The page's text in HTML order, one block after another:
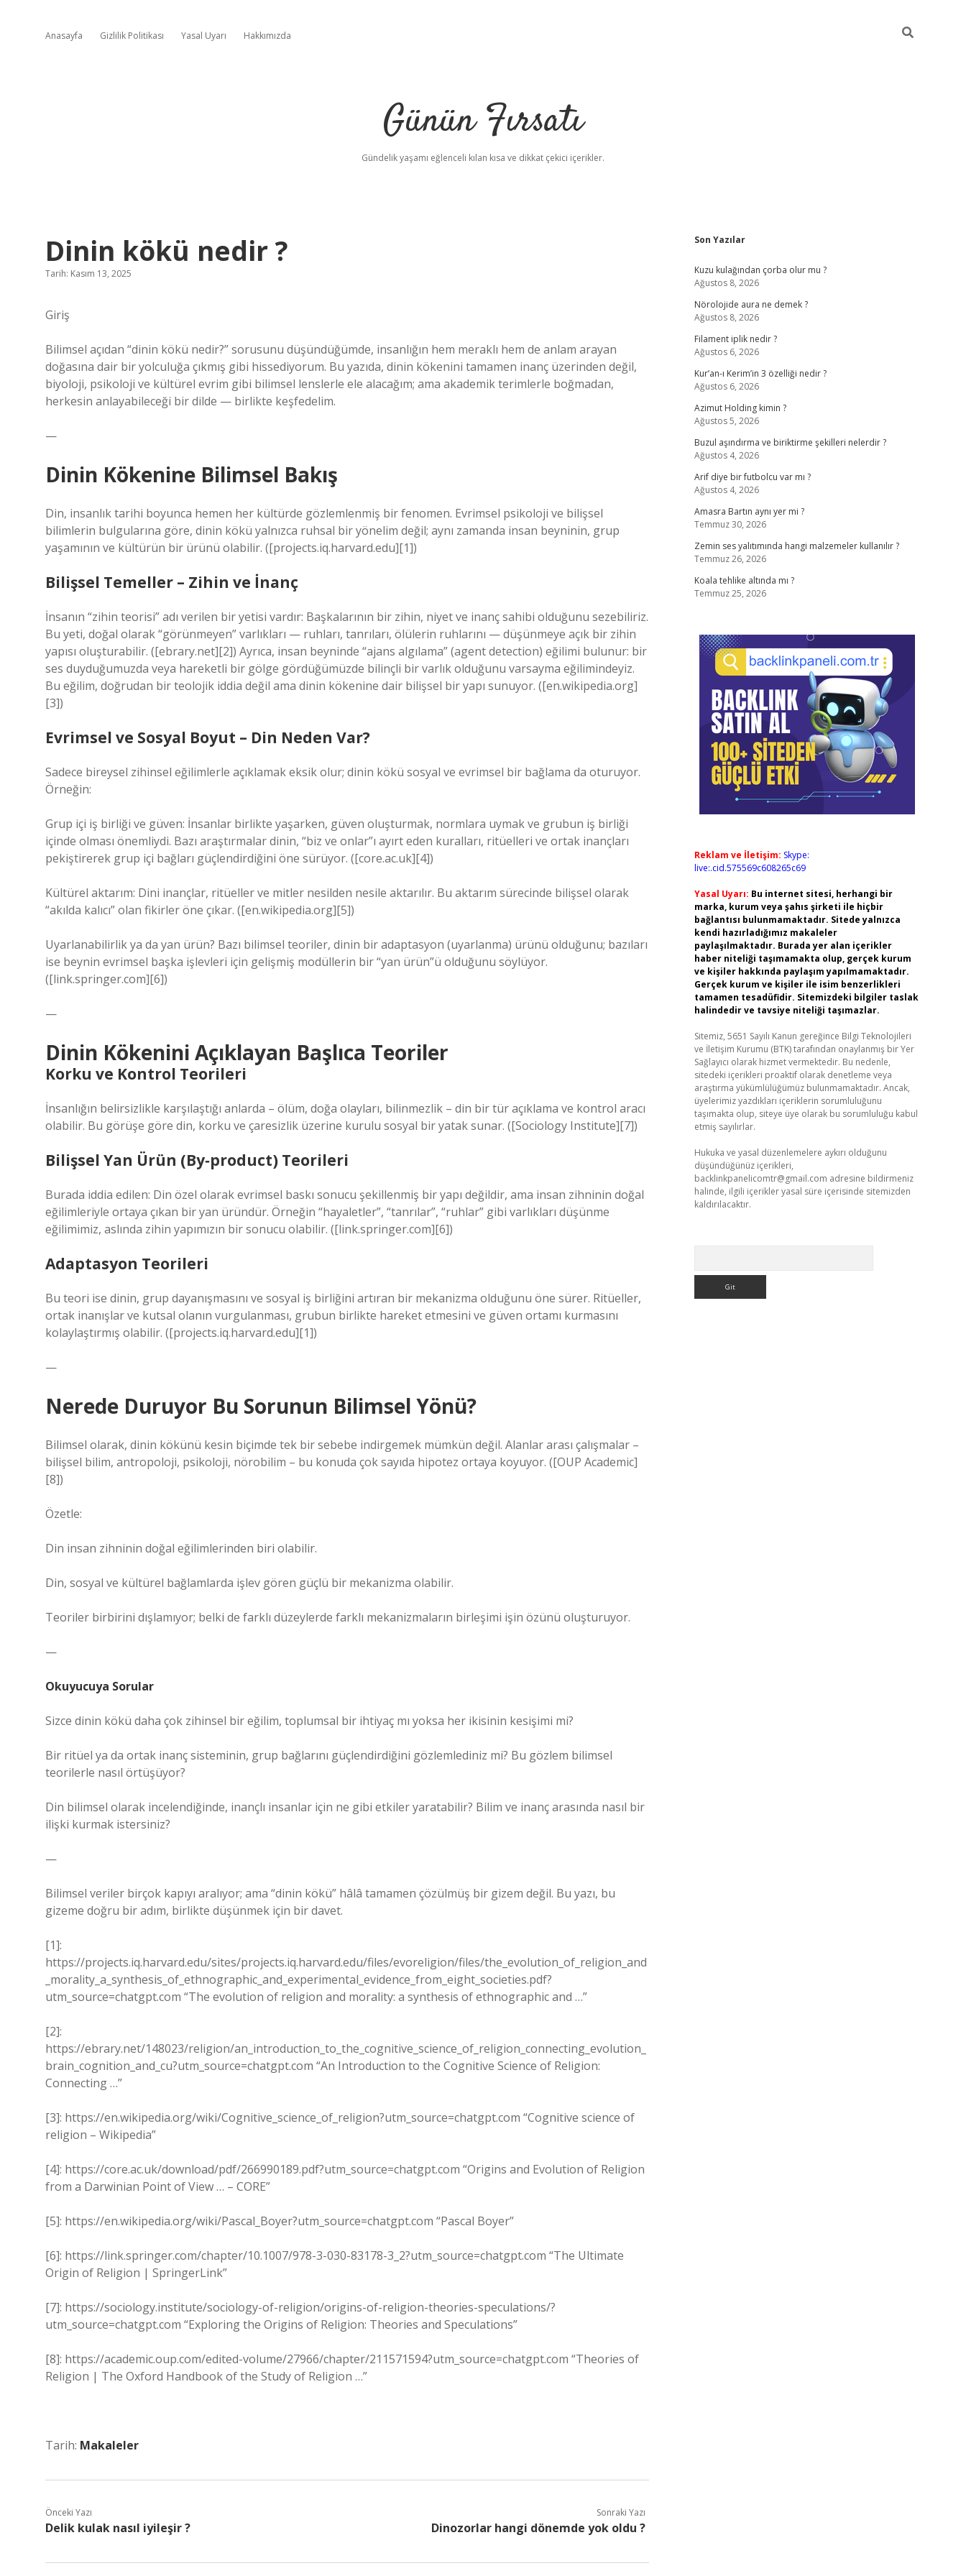
Anasayfa Gizlilik Politikası Yasal Uyarı Hakkımızda
Günün Fırsatı
Gündelik yaşamı eğlenceli kılan kısa ve dikkat çekici içerikler.
Dinin kökü nedir ?
Tarih: Kasım 13, 2025
Giriş
Bilimsel açıdan “dinin kökü nedir?” sorusunu düşündüğümde, insanlığın hem meraklı hem de anlam arayan
doğasına dair bir yolculuğa çıkmış gibi hissediyorum. Bu yazıda, dinin kökenini tamamen inanç üzerinden değil,
biyoloji, psikoloji ve kültürel evrim gibi bilimsel lenslerle ele alacağım; ama akademik terimlerle boğmadan,
herkesin anlayabileceği bir dilde — birlikte keşfedelim.
—
Dinin Kökenine Bilimsel Bakış
Din, insanlık tarihi boyunca hemen her kültürde gözlemlenmiş bir fenomen. Evrimsel psikoloji ve bilişsel
bilimlerin bulgularına göre, dinin kökü yalnızca ruhsal bir yönelim değil; aynı zamanda insan beyninin, grup
yaşamının ve kültürün bir ürünü olabilir. ([projects.iq.harvard.edu][1])
Bilişsel Temeller – Zihin ve İnanç
İnsanın “zihin teorisi” adı verilen bir yetisi vardır: Başkalarının bir zihin, niyet ve inanç sahibi olduğunu sezebiliriz.
Bu yeti, doğal olarak “görünmeyen” varlıkları — ruhları, tanrıları, ölülerin ruhlarını — düşünmeye açık bir zihin
yapısı oluşturabilir. ([ebrary.net][2]) Ayrıca, insan beyninde “ajans algılama” (agent detection) eğilimi bulunur: bir
ses duyduğumuzda veya hareketli bir gölge gördüğümüzde bilinçli bir varlık olduğunu varsayma eğilimindeyiz.
Bu eğilim, doğrudan bir teolojik iddia değil ama dinin kökenine dair bilişsel bir yapı sunuyor. ([en.wikipedia.org]
[3])
Evrimsel ve Sosyal Boyut – Din Neden Var?
Sadece bireysel zihinsel eğilimlerle açıklamak eksik olur; dinin kökü sosyal ve evrimsel bir bağlama da oturuyor.
Örneğin:
Grup içi iş birliği ve güven: İnsanlar birlikte yaşarken, güven oluşturmak, normlara uymak ve grubun iş birliği
içinde olması önemliydi. Bazı araştırmalar dinin, “biz ve onlar”ı ayırt eden kuralları, ritüelleri ve ortak inançları
pekiştirerek grup içi bağları güçlendirdiğini öne sürüyor. ([core.ac.uk][4])
Kültürel aktarım: Dini inançlar, ritüeller ve mitler nesilden nesile aktarılır. Bu aktarım sürecinde bilişsel olarak
“akılda kalıcı” olan fikirler öne çıkar. ([en.wikipedia.org][5])
Uyarlanabilirlik ya da yan ürün? Bazı bilimsel teoriler, dinin bir adaptasyon (uyarlanma) ürünü olduğunu; bazıları
ise beynin evrimsel başka işlevleri için gelişmiş modüllerin bir “yan ürün”ü olduğunu söylüyor.
([link.springer.com][6])
—
Dinin Kökenini Açıklayan Başlıca Teoriler
Korku ve Kontrol Teorileri
İnsanlığın belirsizlikle karşılaştığı anlarda – ölüm, doğa olayları, bilinmezlik – din bir tür açıklama ve kontrol aracı
olabilir. Bu görüşe göre din, korku ve çaresizlik üzerine kurulu sosyal bir yatak sunar. ([Sociology Institute][7])
Bilişsel Yan Ürün (By‑product) Teorileri
Burada iddia edilen: Din özel olarak evrimsel baskı sonucu şekillenmiş bir yapı değildir, ama insan zihninin doğal
eğilimleriyle ortaya çıkan bir yan üründür. Örneğin “hayaletler”, “tanrılar”, “ruhlar” gibi varlıkları düşünme
eğilimimiz, aslında zihin yapımızın bir sonucu olabilir. ([link.springer.com][6])
Adaptasyon Teorileri
Bu teori ise dinin, grup dayanışmasını ve sosyal iş birliğini artıran bir mekanizma olduğunu öne sürer. Ritüeller,
ortak inanışlar ve kutsal olanın vurgulanması, grubun birlikte hareket etmesini ve güven ortamı kurmasını
kolaylaştırmış olabilir. ([projects.iq.harvard.edu][1])
—
Nerede Duruyor Bu Sorunun Bilimsel Yönü?
Bilimsel olarak, dinin kökünü kesin biçimde tek bir sebebe indirgemek mümkün değil. Alanlar arası çalışmalar –
bilişsel bilim, antropoloji, psikoloji, nörobilim – bu konuda çok sayıda hipotez ortaya koyuyor. ([OUP Academic]
[8])
Özetle:
Din insan zihninin doğal eğilimlerinden biri olabilir.
Din, sosyal ve kültürel bağlamlarda işlev gören güçlü bir mekanizma olabilir.
Teoriler birbirini dışlamıyor; belki de farklı düzeylerde farklı mekanizmaların birleşimi işin özünü oluşturuyor.
—
Okuyucuya Sorular
Sizce dinin kökü daha çok zihinsel bir eğilim, toplumsal bir ihtiyaç mı yoksa her ikisinin kesişimi mi?
Bir ritüel ya da ortak inanç sisteminin, grup bağlarını güçlendirdiğini gözlemlediniz mi? Bu gözlem bilimsel
teorilerle nasıl örtüşüyor?
Din bilimsel olarak incelendiğinde, inançlı insanlar için ne gibi etkiler yaratabilir? Bilim ve inanç arasında nasıl bir
ilişki kurmak istersiniz?
—
Bilimsel veriler birçok kapıyı aralıyor; ama “dinin kökü” hâlâ tamamen çözülmüş bir gizem değil. Bu yazı, bu
gizeme doğru bir adım, birlikte düşünmek için bir davet.
[1]:
https://projects.iq.harvard.edu/sites/projects.iq.harvard.edu/files/evoreligion/files/the_evolution_of_religion_and
_morality_a_synthesis_of_ethnographic_and_experimental_evidence_from_eight_societies.pdf?
utm_source=chatgpt.com “The evolution of religion and morality: a synthesis of ethnographic and …”
[2]:
https://ebrary.net/148023/religion/an_introduction_to_the_cognitive_science_of_religion_connecting_evolution_
brain_cognition_and_cu?utm_source=chatgpt.com “An Introduction to the Cognitive Science of Religion:
Connecting …”
[3]: https://en.wikipedia.org/wiki/Cognitive_science_of_religion?utm_source=chatgpt.com “Cognitive science of
religion – Wikipedia”
[4]: https://core.ac.uk/download/pdf/266990189.pdf?utm_source=chatgpt.com “Origins and Evolution of Religion
from a Darwinian Point of View … – CORE”
[5]: https://en.wikipedia.org/wiki/Pascal_Boyer?utm_source=chatgpt.com “Pascal Boyer”
[6]: https://link.springer.com/chapter/10.1007/978-3-030-83178-3_2?utm_source=chatgpt.com “The Ultimate
Origin of Religion | SpringerLink”
[7]: https://sociology.institute/sociology-of-religion/origins-of-religion-theories-speculations/?
utm_source=chatgpt.com “Exploring the Origins of Religion: Theories and Speculations”
[8]: https://academic.oup.com/edited-volume/27966/chapter/211571594?utm_source=chatgpt.com “Theories of
Religion | The Oxford Handbook of the Study of Religion …”
Tarih: Makaleler
Önceki Yazı
Delik kulak nasıl iyileşir ?
Sonraki Yazı
Dinozorlar hangi dönemde yok oldu ?
Sidebar
Son Yazılar
Kuzu kulağından çorba olur mu ?
Ağustos 8, 2026
Nörolojide aura ne demek ?
Ağustos 8, 2026
Filament iplik nedir ?
Ağustos 6, 2026
Kur’an-ı Kerim’in 3 özelliği nedir ?
Ağustos 6, 2026
Azimut Holding kimin ?
Ağustos 5, 2026
Buzul aşındırma ve biriktirme şekilleri nelerdir ?
Ağustos 4, 2026
Arif diye bir futbolcu var mı ?
Ağustos 4, 2026
Amasra Bartın aynı yer mi ?
Temmuz 30, 2026
Zemin ses yalıtımında hangi malzemeler kullanılır ?
Temmuz 26, 2026
Koala tehlike altında mı ?
Temmuz 25, 2026
Reklam ve İletişim: Skype:
live:.cid.575569c608265c69
Yasal Uyarı: Bu internet sitesi, herhangi bir
marka, kurum veya şahıs şirketi ile hiçbir
bağlantısı bulunmamaktadır. Sitede yalnızca
kendi hazırladığımız makaleler
paylaşılmaktadır. Burada yer alan içerikler
haber niteliği taşımamakta olup, gerçek kurum
ve kişiler hakkında paylaşım yapılmamaktadır.
Gerçek kurum ve kişiler ile isim benzerlikleri
tamamen tesadüfidir. Sitemizdeki bilgiler taslak
halindedir ve tavsiye niteliği taşımazlar.
Sitemiz, 5651 Sayılı Kanun gereğince Bilgi Teknolojileri
ve İletişim Kurumu (BTK) tarafından onaylanmış bir Yer
Sağlayıcı olarak hizmet vermektedir. Bu nedenle,
sitedeki içerikleri proaktif olarak denetleme veya
araştırma yükümlülüğümüz bulunmamaktadır. Ancak,
üyelerimiz yazdıkları içeriklerin sorumluluğunu
taşımakta olup, siteye üye olarak bu sorumluluğu kabul
etmiş sayılırlar.
Hukuka ve yasal düzenlemelere aykırı olduğunu
düşündüğünüz içerikleri,
backlinkpanelicomtr@gmail.com adresine bildirmeniz
halinde, ilgili içerikler yasal süre içerisinde sitemizden
kaldırılacaktır.
vdcasino güncel giriş